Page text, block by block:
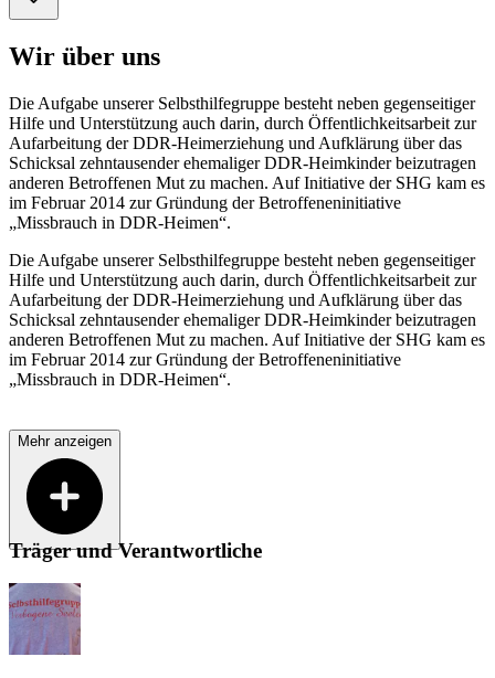
Wir über uns
Die Aufgabe unserer Selbsthilfegruppe besteht neben gegenseitiger
Hilfe und Unterstützung auch darin, durch Öffentlichkeitsarbeit zur
Aufarbeitung der DDR-Heimerziehung und Aufklärung über das
Schicksal zehntausender ehemaliger DDR-Heimkinder beizutragen
anderen Betroffenen Mut zu machen. Auf Initiative der SHG kam es
im Februar 2014 zur Gründung der Betroffeneninitiative
„Missbrauch in DDR-Heimen“.
Die Aufgabe unserer Selbsthilfegruppe besteht neben gegenseitiger
Hilfe und Unterstützung auch darin, durch Öffentlichkeitsarbeit zur
Aufarbeitung der DDR-Heimerziehung und Aufklärung über das
Schicksal zehntausender ehemaliger DDR-Heimkinder beizutragen
anderen Betroffenen Mut zu machen. Auf Initiative der SHG kam es
im Februar 2014 zur Gründung der Betroffeneninitiative
„Missbrauch in DDR-Heimen“.
Mehr anzeigen
Träger und Verantwortliche